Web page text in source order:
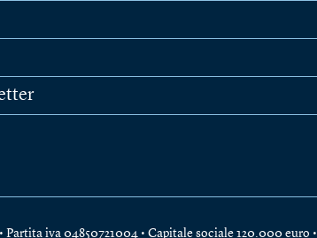
iva 04850721004 • Capitale sociale 120.000 euro •